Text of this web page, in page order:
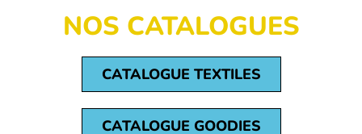
SUBLIMEZ
VOTRE
ENTREPRISE,
NOS CATALOGUES
CATALOGUE TEXTILES
CATALOGUE GOODIES